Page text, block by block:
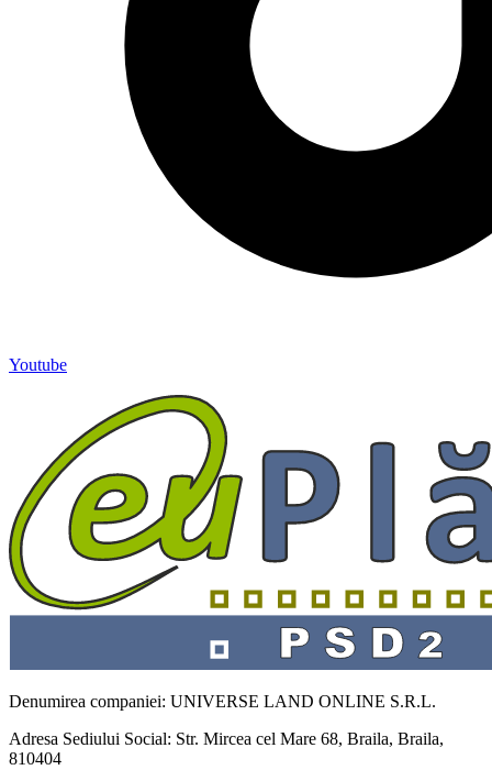
Youtube
Denumirea companiei: UNIVERSE LAND ONLINE S.R.L.
Adresa Sediului Social: Str. Mircea cel Mare 68, Braila, Braila,
810404